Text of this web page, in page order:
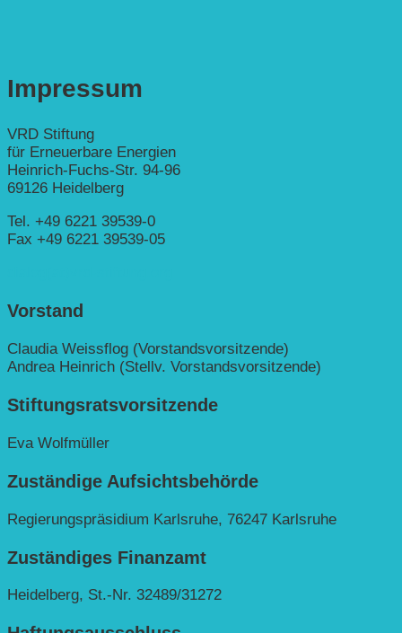
Impressum
VRD Stiftung
für Erneuerbare Energien
Heinrich-Fuchs-Str. 94-96
69126 Heidelberg
Tel. +49 6221 39539-0
Fax +49 6221 39539-05
Vorstand
Claudia Weissflog (Vorstandsvorsitzende)
Andrea Heinrich (Stellv. Vorstandsvorsitzende)
Stiftungsratsvorsitzende
Eva Wolfmüller
Zuständige Aufsichtsbehörde
Regierungspräsidium Karlsruhe, 76247 Karlsruhe
Zuständiges Finanzamt
Heidelberg, St.-Nr. 32489/31272